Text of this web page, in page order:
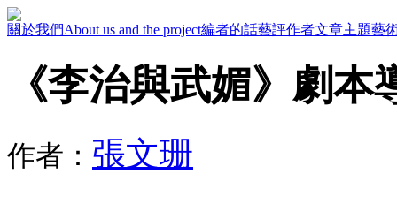
關於我們About us and the project編者的話藝評作者文章主題藝
《李治與武媚》劇本
作者： 張文珊